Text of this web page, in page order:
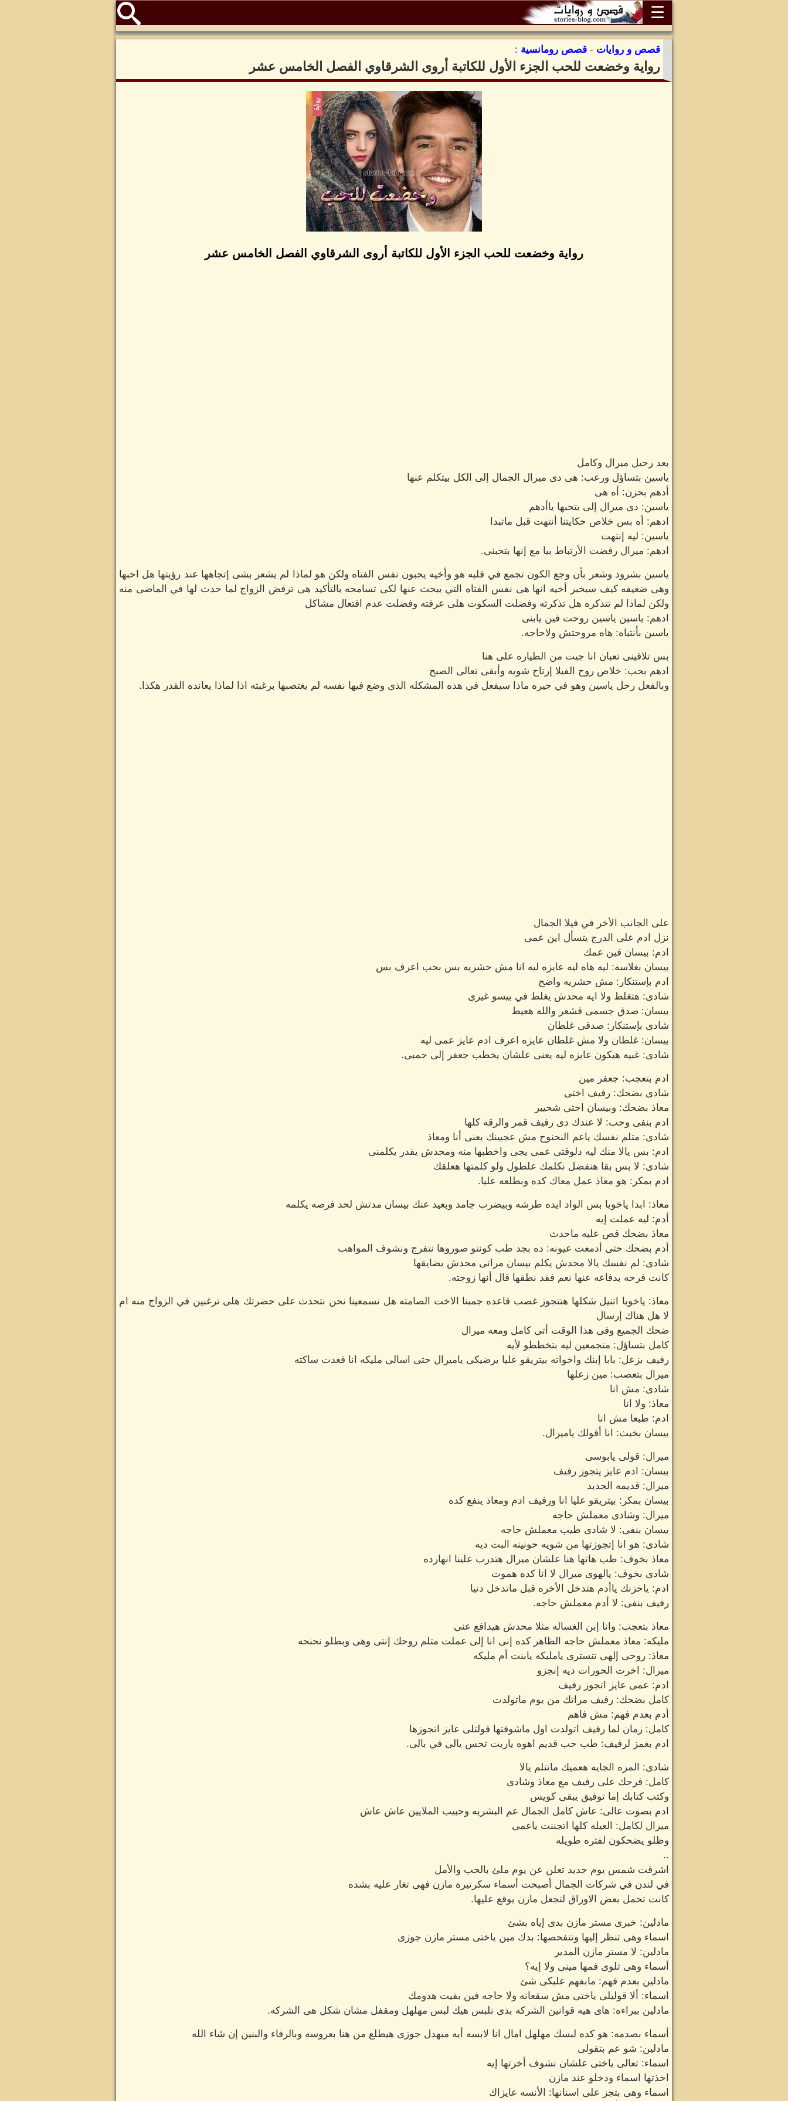
☰
قصص و روايات - قصص رومانسية :
رواية وخضعت للحب الجزء الأول للكاتبة أروى الشرقاوي الفصل الخامس عشر
رواية وخضعت للحب الجزء الأول للكاتبة أروى الشرقاوي الفصل الخامس عشر
بعد رحيل ميرال وكامل
ياسين بتساؤل ورعب: هى دى ميرال الجمال إلى الكل بيتكلم عنها
أدهم بحزن: أه هى
ياسين: دى ميرال إلى بتحبها ياأدهم
ادهم: أه بس خلاص حكايتنا أنتهت قبل ماتبدا
ياسين: ليه إنتهت
ادهم: ميرال رفضت الأرتباط بيا مع إنها بتحبنى.
ياسين بشرود وشعر بأن وجع الكون تجمع في قلبه هو وأخيه يحبون نفس الفتاه ولكن هو لماذا لم يشعر بشى إتجاهها عند رؤيتها هل احبها
وهى ضعيفه كيف سيخبر أخيه انها هى نفس الفتاه التي يبحث عنها لكى تسامحه بالتأكيد هى ترفض الزواج لما حدث لها في الماضى منه
ولكن لماذا لم تتذكره هل تذكرته وفضلت السكوت هلى عرفته وفضلت عدم افتعال مشاكل
ادهم: ياسين ياسين روحت فين يابنى
ياسين بأنتباه: هاه مروحتش ولاحاجه.
بس تلاقينى تعبان انا جيت من الطياره على هنا
ادهم بحب: خلاص روح الفيلا إرتاح شويه وأبقى تعالى الصبح
وبالفعل رحل ياسين وهو في حيره ماذا سيفعل في هذه المشكله الذى وضع فيها نفسه لم يغتصبها برغبته اذا لماذا يعانده القدر هكذا.
على الجانب الأخر في فيلا الجمال
نزل ادم على الدرج يتسأل اين عمى
ادم: بيسان فين عمك
بيسان بغلاسه: ليه هاه ليه عايزه ليه انا مش حشريه بس بحب اعرف بس
ادم بإستنكار: مش حشريه واضح
شادى: هتغلط ولا ايه محدش يغلط في بيسو غيرى
بيسان: صدق جسمى قشعر والله هعيط
شادى بإستنكار: صدقى غلطان
بيسان: غلطان ولا مش غلطان عايزه اعرف ادم عايز عمى ليه
شادى: غبيه هيكون عايزه ليه يعنى علشان يخطب جعفر إلى جمبى.
ادم بتعجب: جعفر مين
شادى بضحك: رفيف اختى
معاذ بضحك: وبيسان اختى شحيبر
ادم بنفى وحب: لا عندك دى رفيف قمر والرقه كلها
شادى: متلم نفسك ياعم النحنوح مش عجبينك يعنى أنا ومعاذ
ادم: بس يالا منك ليه دلوقتى عمى يجى واخطبها منه ومحدش يقدر يكلمنى
شادى: لا بس بقا هنفضل نكلمك علطول ولو كلمتها هعلقك
ادم بمكر: هو معاذ عمل معاك كده وبطلعه عليا.
معاذ: ابدا ياخويا بس الواد ايده طرشه وبيضرب جامد وبعيد عنك بيسان مدتش لحد فرصه يكلمه
أدم: ليه عملت إيه
معاذ بضحك قص عليه ماحدث
أدم بضحك حتى أدمعت عيونه: ده بجد طب كونتو صوروها نتفرج ونشوف المواهب
شادى: لم نفسك يالا محدش يكلم بيسان مراتى محدش يضايقها
كانت فرحه بدفاعه عنها نعم فقد نطقها قال أنها زوجته.
معاذ: ياخويا اتنيل شكلها هتتجوز غصب قاعده جمبنا الاخت الصامته هل تسمعينا نحن نتحدث على حضرتك هلى ترغبين في الزواج منه ام
لا هل هناك إرسال
ضحك الجميع وفى هذا الوقت أتى كامل ومعه ميرال
كامل بتساؤل: متجمعين ليه بتخططو لأيه
رفيف بزعل: بابا إبنك واخواته بيتريقو عليا يرضيكى ياميرال حتى اسالى مليكه انا قعدت ساكته
ميرال بتعصب: مين زعلها
شادى: مش انا
معاذ: ولا انا
ادم: طبعا مش انا
بيسان بخبث: انا أقولك ياميرال.
ميرال: قولى يابوسى
بيسان: ادم عايز يتجوز رفيف
ميرال: قديمه الجديد
بيسان بمكر: بيتريقو عليا انا ورفيف ادم ومعاذ ينفع كده
ميرال: وشادى معملش حاجه
بيسان بنفى: لا شادى طيب معملش حاجه
شادى: هو انا إتجوزتها من شويه حونينه البت ديه
معاذ بخوف: طب هاتها هنا علشان ميرال هتدرب علينا انهارده
شادى بخوف: يالهوى ميرال لا انا كده هموت
ادم: ياحزنك ياأدم هتدخل الأخره قبل ماتدخل دنيا
رفيف بنفى: لا أدم معملش حاجه.
معاذ بتعجب: وانا إبن الغساله مثلا محدش هيدافع عنى
مليكه: معاذ معملش حاجه الظاهر كده إنى انا إلى عملت متلم روحك إنتى وهى وبطلو نحنحه
معاذ: روحى إلهى تنسترى يامليكه يابنت أم مليكه
ميرال: اخرت الحورات ديه إنجزو
ادم: عمى عايز اتجوز رفيف
كامل بضحك: رفيف مراتك من يوم ماتولدت
أدم بعدم فهم: مش فاهم
كامل: زمان لما رفيف اتولدت اول ماشوفتها قولتلى عايز اتجوزها
ادم بغمز لرفيف: طب حب قديم اهوه ياريت تحس يالى في بالى.
شادى: المره الجايه هعميك ماتتلم يالا
كامل: فرحك على رفيف مع معاذ وشادى
وكتب كتابك إما توفيق يبقى كويس
ادم بصوت عالى: عاش كامل الجمال عم البشريه وحبيب الملايين عاش عاش
ميرال لكامل: العيله كلها اتجننت ياعمى
وظلو يضحكون لفتره طويله
..
اشرقت شمس يوم جديد تعلن عن يوم ملئ بالحب والأمل
في لندن في شركات الجمال أصبحت أسماء سكرتيرة مازن فهى تغار عليه بشده
كانت تحمل بعض الاوراق لتجعل مازن يوقع عليها.
مادلين: خبرى مستر مازن بدى إياه بشئ
اسماء وهى تنظر إليها وتتفحصها: بدك مين ياختى مستر مازن جوزى
مادلين: لا مستر مازن المدير
أسماء وهى تلوى فمها مينى ولا إيه؟
مادلين بعدم فهم: مابفهم عليكى شئ
اسماء: ألا قوليلى ياختى مش سقعانه ولا حاجه فين بقيت هدومك
مادلين ببراءه: هاى هيه قوانين الشركه بدى نلبس هيك لبس مهلهل ومقفل مشان شكل هى الشركه.
أسماء بصدمه: هو كده لبسك مهلهل امال انا لابسه أيه مبهدل جوزى هيطلع من هنا بعروسه وبالرفاء والبنين إن شاء الله
مادلين: شو عم بتقولى
اسماء: تعالى ياختى علشان نشوف أخرتها إيه
اخذتها اسماء ودخلو عند مازن
اسماء وهى بتجز على اسنانها: الأنسه عايزاك